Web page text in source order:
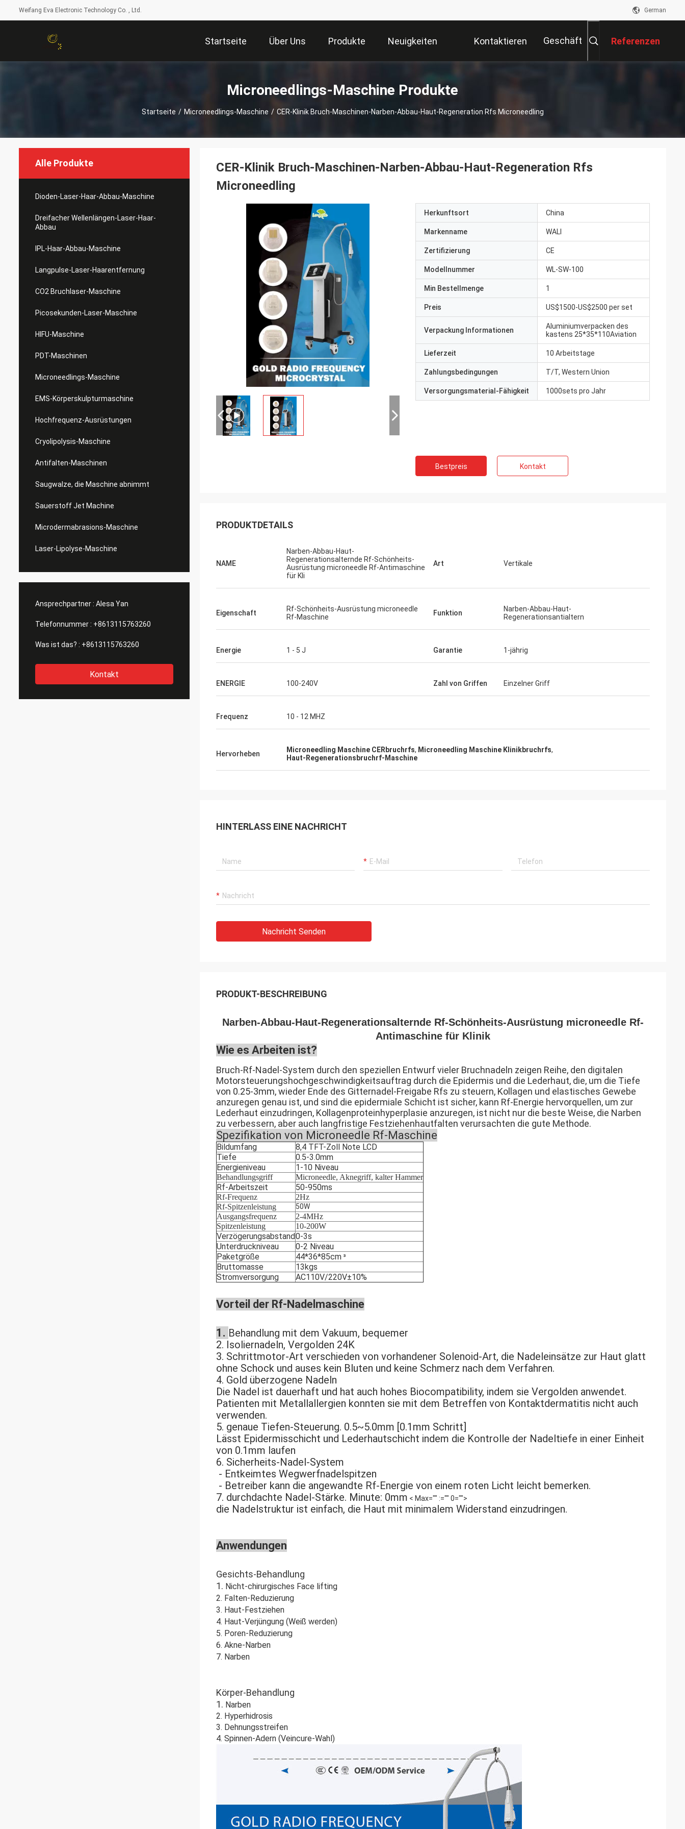
Weifang Eva Electronic Technology Co. , Ltd. German
Startseite Über Uns Produkte Neuigkeiten Kontaktieren Geschäft Referenzen
Microneedlings-Maschine Produkte
Startseite / Microneedlings-Maschine / CER-Klinik Bruch-Maschinen-Narben-Abbau-Haut-Regeneration Rfs Microneedling
Alle Produkte
Dioden-Laser-Haar-Abbau-Maschine
Dreifacher Wellenlängen-Laser-Haar-
Abbau
IPL-Haar-Abbau-Maschine
Langpulse-Laser-Haarentfernung
CO2 Bruchlaser-Maschine
Picosekunden-Laser-Maschine
HIFU-Maschine
PDT-Maschinen
Microneedlings-Maschine
EMS-Körperskulpturmaschine
Hochfrequenz-Ausrüstungen
Cryolipolysis-Maschine
Antifalten-Maschinen
Saugwalze, die Maschine abnimmt
Sauerstoff Jet Machine
Microdermabrasions-Maschine
Laser-Lipolyse-Maschine
Ansprechpartner : Alesa Yan
Telefonnummer : +8613115763260
Was ist das? : +8613115763260
Kontakt
CER-Klinik Bruch-Maschinen-Narben-Abbau-Haut-Regeneration Rfs
Microneedling
Herkunftsort China
Markenname WALI
Zertifizierung CE
Modellnummer WL-SW-100
Min Bestellmenge 1
Preis US$1500-US$2500 per set
Verpackung Informationen
Aluminiumverpacken des
kastens 25*35*110Aviation
Lieferzeit 10 Arbeitstage
Zahlungsbedingungen T/T, Western Union
Versorgungsmaterial-Fähigkeit 1000sets pro Jahr
Bestpreis Kontakt
PRODUKTDETAILS
NAME
Narben-Abbau-Haut-
Regenerationsalternde Rf-Schönheits-
Ausrüstung microneedle Rf-Antimaschine
für Kli
Art Vertikale
Eigenschaft
Rf-Schönheits-Ausrüstung microneedle
Rf-Maschine
Funktion
Narben-Abbau-Haut-
Regenerationsantialtern
Energie 1 - 5 J Garantie 1-jährig
ENERGIE 100-240V Zahl von Griffen Einzelner Griff
Frequenz 10 - 12 MHZ
Hervorheben Microneedling Maschine CERbruchrfs, Microneedling Maschine Klinikbruchrfs,
Haut-Regenerationsbruchrf-Maschine
HINTERLASS EINE NACHRICHT
Nachricht Senden
PRODUKT-BESCHREIBUNG
Narben-Abbau-Haut-Regenerationsalternde Rf-Schönheits-Ausrüstung microneedle Rf-
Antimaschine für Klinik
Wie es Arbeiten ist?
Bruch-Rf-Nadel-System durch den speziellen Entwurf vieler Bruchnadeln zeigen Reihe, den digitalen
Motorsteuerungshochgeschwindigkeitsauftrag durch die Epidermis und die Lederhaut, die, um die Tiefe
von 0.25-3mm, wieder Ende des Gitternadel-Freigabe Rfs zu steuern, Kollagen und elastisches Gewebe
anzuregen genau ist, und sind die epidermiale Schicht ist sicher, kann Rf-Energie hervorquellen, um zur
Lederhaut einzudringen, Kollagenproteinhyperplasie anzuregen, ist nicht nur die beste Weise, die Narben
zu verbessern, aber auch langfristige Festziehenhautfalten verursachten die gute Methode.
Spezifikation von Microneedle Rf-Maschine
Bildumfang
8,4 TFT-Zoll Note LCD
Tiefe
0.5-3.0mm
Energieniveau
1-10 Niveau
Behandlungsgriff Microneedle, Aknegriff, kalter Hammer
Rf-Arbeitszeit 50-950ms
Rf-Frequenz
2Hz
Rf-Spitzenleistung
50W
Ausgangsfrequenz
2-4MHz
Spitzenleistung
10-200W
Verzögerungsabstand0-3s
Unterdruckniveau
0-2 Niveau
Paketgröße
44*36*85cm ³
Bruttomasse
13kgs
Stromversorgung
AC110V/220V±10%
Vorteil der Rf-Nadelmaschine
1. Behandlung mit dem Vakuum, bequemer
2. Isoliernadeln, Vergolden 24K
3. Schrittmotor-Art verschieden von vorhandener Solenoid-Art, die Nadeleinsätze zur Haut glatt
ohne Schock und auses kein Bluten und keine Schmerz nach dem Verfahren.
4. Gold überzogene Nadeln
Die Nadel ist dauerhaft und hat auch hohes Biocompatibility, indem sie Vergolden anwendet.
Patienten mit Metallallergien konnten sie mit dem Betreffen von Kontaktdermatitis nicht auch
verwenden.
5. genaue Tiefen-Steuerung. 0.5~5.0mm [0.1mm Schritt]
Lässt Epidermisschicht und Lederhautschicht indem die Kontrolle der Nadeltiefe in einer Einheit
von 0.1mm laufen
6. Sicherheits-Nadel-System
- Entkeimtes Wegwerfnadelspitzen
- Betreiber kann die angewandte Rf-Energie von einem roten Licht leicht bemerken.
7. durchdachte Nadel-Stärke. Minute: 0mm
die Nadelstruktur ist einfach, die Haut mit minimalem Widerstand einzudringen.
Anwendungen
Gesichts-Behandlung
1. Nicht-chirurgisches Face lifting
2. Falten-Reduzierung
3. Haut-Festziehen
4. Haut-Verjüngung (Weiß werden)
5. Poren-Reduzierung
6. Akne-Narben
7. Narben
Körper-Behandlung
1. Narben
2. Hyperhidrosis
3. Dehnungsstreifen
4. Spinnen-Adern (Veincure-Wahl)